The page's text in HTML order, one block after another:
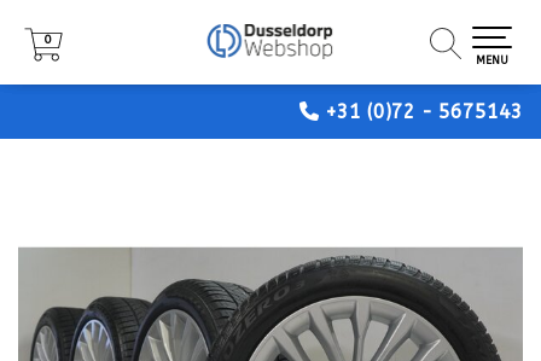
+31 (0)72 - 5675143
0
MENU
0
MENU
0
MENU